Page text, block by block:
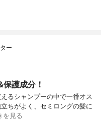
ー
護成分！
るシャンプーの中で一番オス
ちがよく、セミロングの髪に
を見る